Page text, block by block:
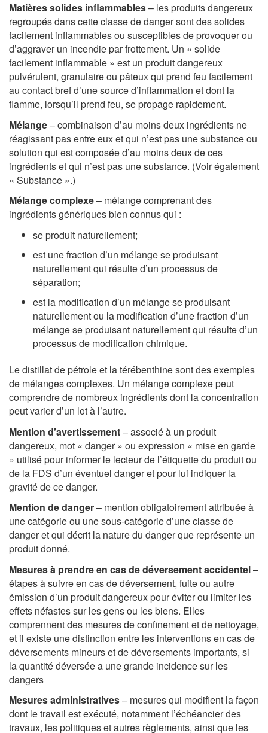
Matières solides inflammables– les produits dangereux
regroupés dans cette classe de danger sont des solides
facilement inflammables ou susceptibles de provoquer ou
d’aggraver un incendie par frottement. Un « solide
facilement inflammable » est un produit dangereux
pulvérulent, granulaire ou pâteux qui prend feu facilement
au contact bref d’une source d’inflammation et dont la
flamme, lorsqu’il prend feu, se propage rapidement.
Mélange– combinaison d’au moins deux ingrédients ne
réagissant pas entre eux et qui n’est pas une substance ou
solution qui est composée d’au moins deux de ces
ingrédients et qui n’est pas une substance. (Voir également
« Substance ».)
Mélange complexe– mélange comprenant des
ingrédients génériques bien connus qui :
se produit naturellement;
est une fraction d’un mélange se produisant
naturellement qui résulte d’un processus de
séparation;
est la modification d’un mélange se produisant
naturellement ou la modification d’une fraction d’un
mélange se produisant naturellement qui résulte d’un
processus de modification chimique.
Le distillat de pétrole et la térébenthine sont des exemples
de mélanges complexes. Un mélange complexe peut
comprendre de nombreux ingrédients dont la concentration
peut varier d’un lot à l’autre.
Mention d’avertissement– associé à un produit
dangereux, mot « danger » ou expression « mise en garde
» utilisé pour informer le lecteur de l’étiquette du produit ou
de la FDS d’un éventuel danger et pour lui indiquer la
gravité de ce danger.
Mention de danger– mention obligatoirement attribuée à
une catégorie ou une sous-catégorie d’une classe de
danger et qui décrit la nature du danger que représente un
produit donné.
Mesures à prendre en cas de déversement accidentel–
étapes à suivre en cas de déversement, fuite ou autre
émission d’un produit dangereux pour éviter ou limiter les
effets néfastes sur les gens ou les biens. Elles
comprennent des mesures de confinement et de nettoyage,
et il existe une distinction entre les interventions en cas de
déversements mineurs et de déversements importants, si
la quantité déversée a une grande incidence sur les
dangers
Mesures administratives– mesures qui modifient la façon
dont le travail est exécuté, notamment l’échéancier des
travaux, les politiques et autres règlements, ainsi que les